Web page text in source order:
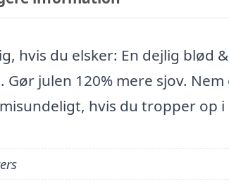
hvis du elsker: En dejlig blød
julen 120% mere sjov.
hvis du tropper op